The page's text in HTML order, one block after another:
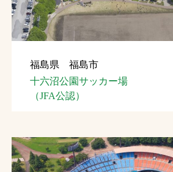
福島県 福島市
十六沼公園サッカー場
（JFA公認）